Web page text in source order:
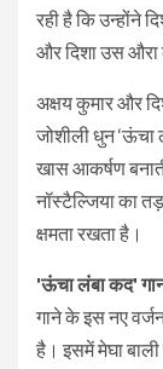
रही है कि उन्होंने
और दिशा उस औरा
अक्षय कुमार और
जोशीली धुन
खास आकर्षण
नॉस्टैल्जिया का
क्षमता रखता है।
'ऊंचा लंबा कद'
गाने के इस नए
है। इसमें मेघा